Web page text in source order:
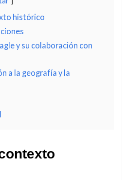
histórico
y su colaboración con
a la geografía y la